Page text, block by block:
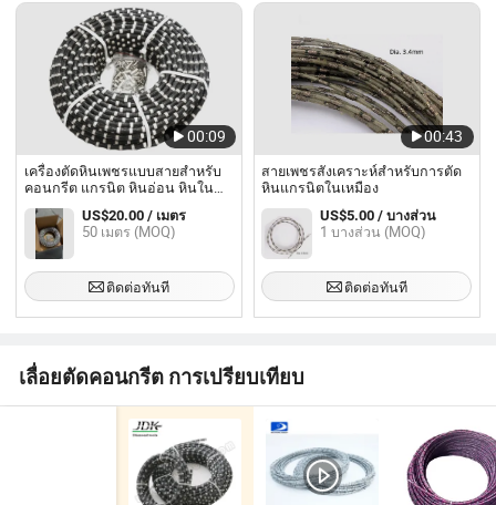
00:09
เครื่องตัดหินเพชรแบบสายสำหรับ
คอนกรีต แกรนิต หินอ่อน หินใน
เหมืองและการทำรูปทรง
US$20.00 / เมตร
50 เมตร (MOQ)
ติดต่อทันที
00:43
สายเพชรสังเคราะห์สำหรับการตัด
หินแกรนิตในเหมือง
US$5.00 / บางส่วน
1 บางส่วน (MOQ)
ติดต่อทันที
เลื่อยตัดคอนกรีต การเปรียบเทียบ